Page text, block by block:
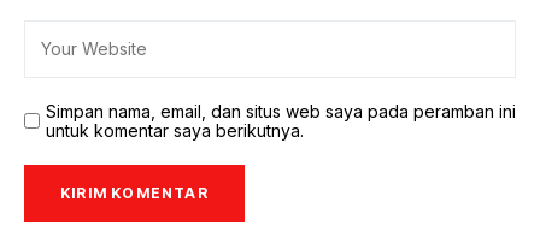
Simpan nama, email, dan situs web saya pada peramban ini
untuk komentar saya berikutnya.